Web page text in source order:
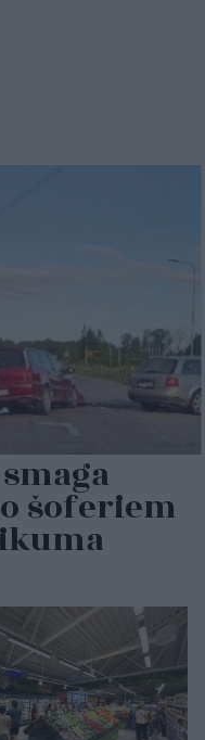
šoferiem